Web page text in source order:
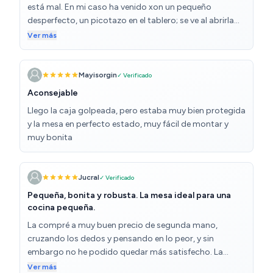
está mal. En mi caso ha venido xon un pequeño
desperfecto, un picotazo en el tablero; se ve al abrirla
para hacerla más grande, si está cerrada nada... no voy
a reclamarlo porque voy a liar más en las gestiones que
en otra cosa. En mi caso no es que se le vaya a dar
mucho uso (o por lo menos eso creo) así que creo que
irá bien. El cajón es muy estrecho.
Ver más
Mayisorgin✓ Verificado
Aconsejable
Llego la caja golpeada, pero estaba muy bien protegida
y la mesa en perfecto estado, muy fácil de montar y
muy bonita
Jucral✓ Verificado
Pequeña, bonita y robusta. La mesa ideal para una
cocina pequeña.
La compré a muy buen precio de segunda mano,
cruzando los dedos y pensando en lo peor, y sin
embargo no he podido quedar más satisfecho. La
mesa es muy bonita y de aspecto sólido, aunque al
Ver más